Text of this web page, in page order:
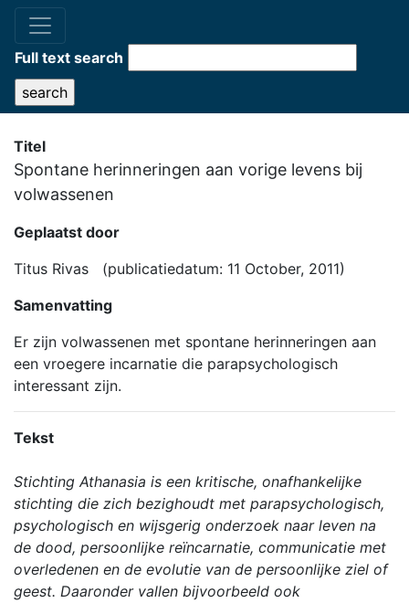
Full text search
Titel
Spontane herinneringen aan vorige levens bij
volwassenen
Geplaatst door
Titus Rivas (publicatiedatum: 11 October, 2011)
Samenvatting
Er zijn volwassenen met spontane herinneringen aan
een vroegere incarnatie die parapsychologisch
interessant zijn.
Tekst
Stichting Athanasia is een kritische, onafhankelijke
stichting die zich bezighoudt met parapsychologisch,
psychologisch en wijsgerig onderzoek naar leven na
de dood, persoonlijke reïncarnatie, communicatie met
overledenen en de evolutie van de persoonlijke ziel of
geest. Daaronder vallen bijvoorbeeld ook